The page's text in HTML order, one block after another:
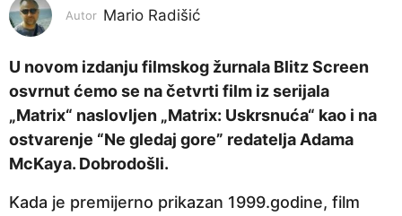
n
a
p
e
g
Autor Mario Radišić
U novom izdanju filmskog žurnala Blitz Screen
osvrnut ćemo se na četvrti film iz serijala
„Matrix“ naslovljen „Matrix: Uskrsnuća“ kao i na
ostvarenje “Ne gledaj gore” redatelja Adama
McKaya. Dobrodošli.
Kada je premijerno prikazan 1999.godine, film